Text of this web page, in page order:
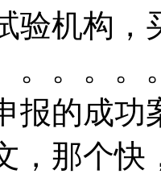
验机构，
。。。
报的成功
，那个